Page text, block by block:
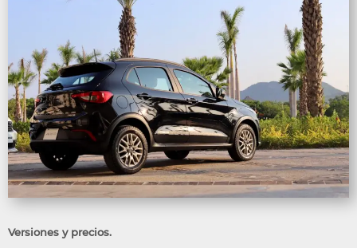
Versiones y precios.